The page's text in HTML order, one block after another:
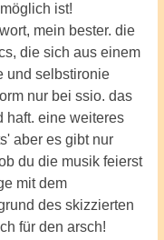
ist!
mein bester. die
die sich aus einem
und selbstironie
nur bei ssio. das
haft. eine weiteres
aber es gibt nur
du die musik feierst
mit dem
des skizzierten
für den arsch!